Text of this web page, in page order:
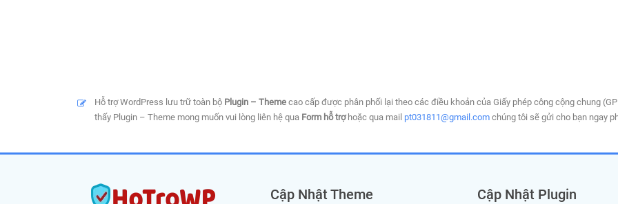
Hỗ trợ WordPress lưu trữ toàn bộ Plugin – Theme cao cấp được phân phối lại theo các điều khoản của Giấy phép công cộng chung
thấy Plugin – Theme mong muốn vui lòng liên hệ qua Form hỗ trợhoặc qua mail pt031811@gmail.com chúng tôi sẽ gửi cho bạn ngay
Cập Nhật Theme Cập Nhật Plugin